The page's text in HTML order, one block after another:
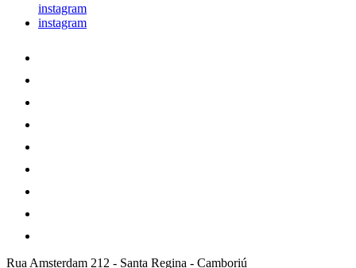
instagram
instagram
Rua Amsterdam 212 - Santa Regina - Camboriú